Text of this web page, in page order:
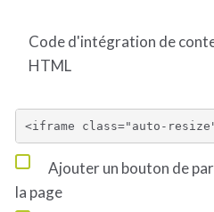
Code d'intégration de
HTML
Ajouter un bouton de
la page